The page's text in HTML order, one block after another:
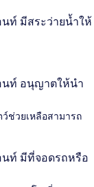
นท์ มีสระว่ายน้ำให้
นท์ อนุญาตให้นำ
ช่วยเหลือสามารถ
นท์ มีที่จอดรถหรือ